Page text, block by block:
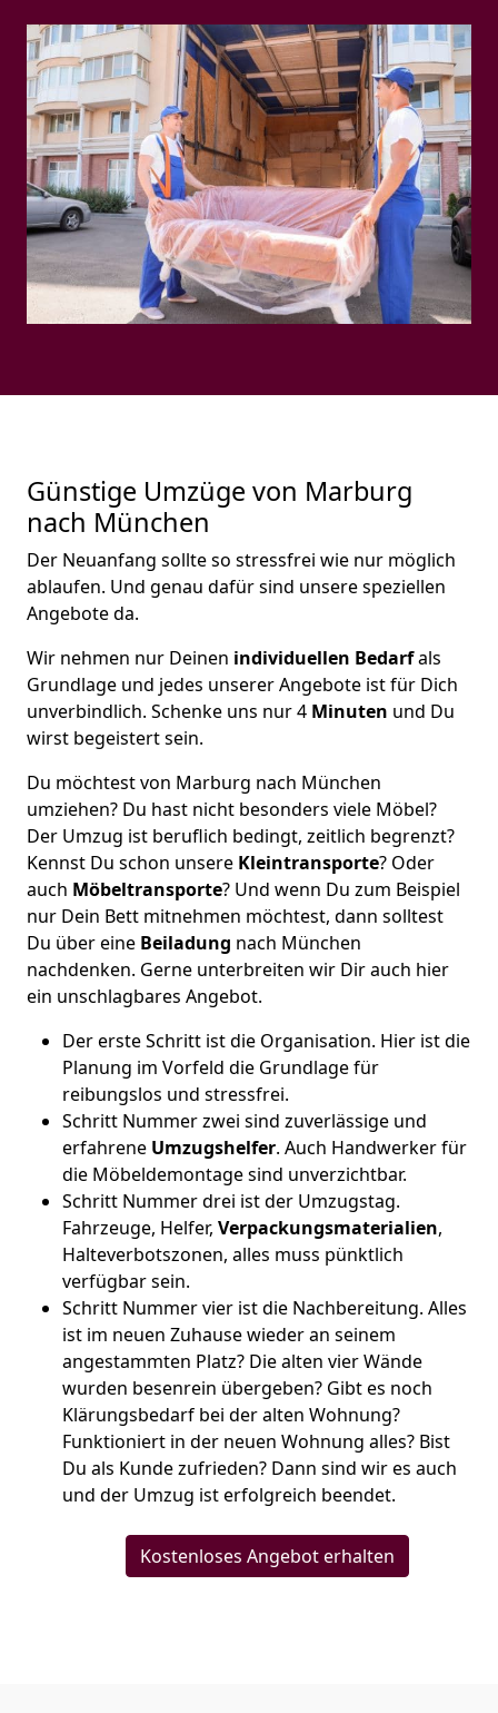
Günstige Umzüge von Marburg
nach München
Der Neuanfang sollte so stressfrei wie nur möglich
ablaufen. Und genau dafür sind unsere speziellen
Angebote da.
Wir nehmen nur Deinen individuellen Bedarfals
Grundlage und jedes unserer Angebote ist für Dich
unverbindlich. Schenke uns nur 4 Minuten und Du
wirst begeistert sein.
Du möchtest von Marburg nach München
umziehen? Du hast nicht besonders viele Möbel?
Der Umzug ist beruflich bedingt, zeitlich begrenzt?
Kennst Du schon unsere Kleintransporte? Oder
auch Möbeltransporte? Und wenn Du zum Beispiel
nur Dein Bett mitnehmen möchtest, dann solltest
Du über eine Beiladung nach München
nachdenken. Gerne unterbreiten wir Dir auch hier
ein unschlagbares Angebot.
Der erste Schritt ist die Organisation. Hier ist die
Planung im Vorfeld die Grundlage für
reibungslos und stressfrei.
Schritt Nummer zwei sind zuverlässige und
erfahrene Umzugshelfer. Auch Handwerker für
die Möbeldemontage sind unverzichtbar.
Schritt Nummer drei ist der Umzugstag.
Fahrzeuge, Helfer, Verpackungsmaterialien,
Halteverbotszonen, alles muss pünktlich
verfügbar sein.
Schritt Nummer vier ist die Nachbereitung. Alles
ist im neuen Zuhause wieder an seinem
angestammten Platz? Die alten vier Wände
wurden besenrein übergeben? Gibt es noch
Klärungsbedarf bei der alten Wohnung?
Funktioniert in der neuen Wohnung alles? Bist
Du als Kunde zufrieden? Dann sind wir es auch
und der Umzug ist erfolgreich beendet.
Kostenloses Angebot erhalten